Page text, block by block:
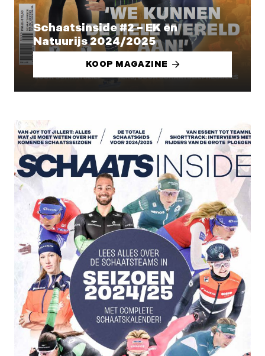
Schaatsinside #2 – EK en
Natuurijs 2024/2025
KOOP MAGAZINE